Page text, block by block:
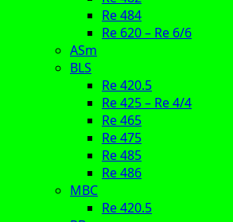
Re 484
Re 620 – Re 6/6
ASm
BLS
Re 420.5
Re 425 – Re 4/4
Re 465
Re 475
Re 485
Re 486
MBC
Re 420.5